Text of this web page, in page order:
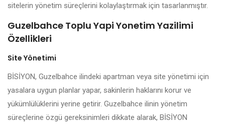
sitelerin yönetim süreçlerini kolaylaştırmak için tasarlanmıştır.
Guzelbahce Toplu Yapi Yonetim Yazilimi
Özellikleri
Site Yönetimi
BİSİYON, Guzelbahce ilindeki apartman veya site yönetimi için
yasalara uygun planlar yapar, sakinlerin haklarını korur ve
yükümlülüklerini yerine getirir. Guzelbahce ilinin yönetim
süreçlerine özgü gereksinimleri dikkate alarak, BİSİYON